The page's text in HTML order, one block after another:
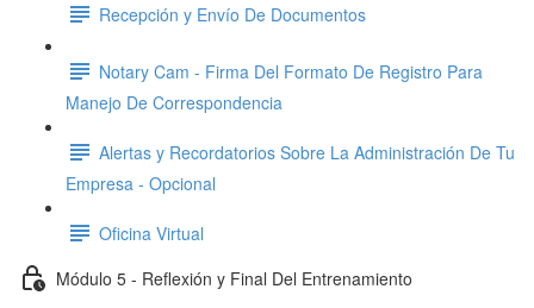
Recepción y Envío De Documentos
Notary Cam - Firma Del Formato De Registro Para
Manejo De Correspondencia
Alertas y Recordatorios Sobre La Administración De Tu
Empresa - Opcional
Oficina Virtual
Módulo 5 - Reflexión y Final Del Entrenamiento